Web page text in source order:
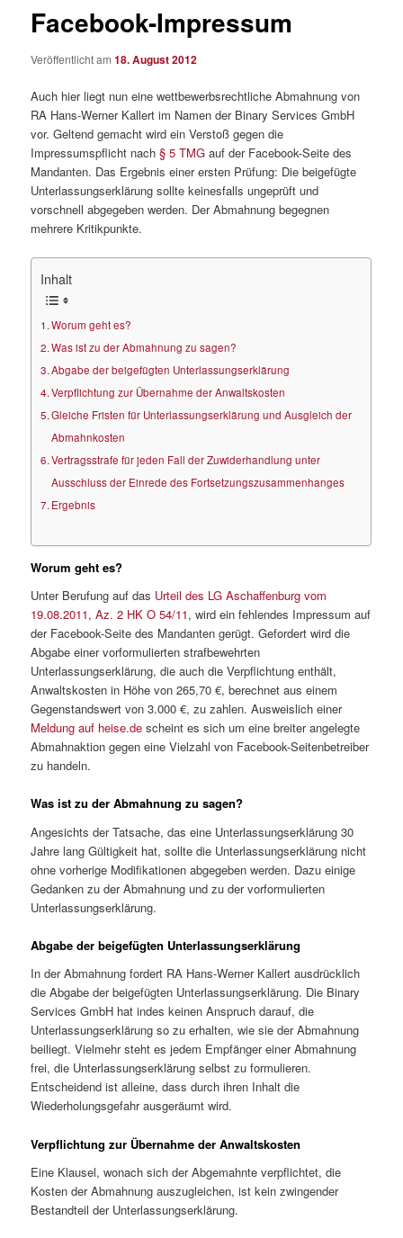
Facebook-Impressum
Veröffentlicht am18. August 2012
Auch hier liegt nun eine wettbewerbsrechtliche Abmahnung von
RA Hans-Werner Kallert im Namen der Binary Services GmbH
vor. Geltend gemacht wird ein Verstoß gegen die
Impressumspflicht nach§ 5 TMG auf der Facebook-Seite des
Mandanten. Das Ergebnis einer ersten Prüfung: Die beigefügte
Unterlassungserklärung sollte keinesfalls ungeprüft und
vorschnell abgegeben werden. Der Abmahnung begegnen
mehrere Kritikpunkte.
Inhalt
Worum geht es?
Was ist zu der Abmahnung zu sagen?
Abgabe der beigefügten Unterlassungserklärung
Verpflichtung zur Übernahme der Anwaltskosten
Gleiche Fristen für Unterlassungserklärung und Ausgleich der
Abmahnkosten
Vertragsstrafe für jeden Fall der Zuwiderhandlung unter
Ausschluss der Einrede des Fortsetzungszusammenhanges
Ergebnis
Worum geht es?
Unter Berufung auf das Urteil des LG Aschaffenburg vom
19.08.2011, Az. 2 HK O 54/11, wird ein fehlendes Impressum auf
der Facebook-Seite des Mandanten gerügt. Gefordert wird die
Abgabe einer vorformulierten strafbewehrten
Unterlassungserklärung, die auch die Verpflichtung enthält,
Anwaltskosten in Höhe von 265,70 €, berechnet aus einem
Gegenstandswert von 3.000 €, zu zahlen. Ausweislich einer
Meldung auf heise.de scheint es sich um eine breiter angelegte
Abmahnaktion gegen eine Vielzahl von Facebook-Seitenbetreiber
zu handeln.
Was ist zu der Abmahnung zu sagen?
Angesichts der Tatsache, das eine Unterlassungserklärung 30
Jahre lang Gültigkeit hat, sollte die Unterlassungserklärung nicht
ohne vorherige Modifikationen abgegeben werden. Dazu einige
Gedanken zu der Abmahnung und zu der vorformulierten
Unterlassungserklärung.
Abgabe der beigefügten Unterlassungserklärung
In der Abmahnung fordert RA Hans-Werner Kallert ausdrücklich
die Abgabe der beigefügten Unterlassungserklärung. Die Binary
Services GmbH hat indes keinen Anspruch darauf, die
Unterlassungserklärung so zu erhalten, wie sie der Abmahnung
beiliegt. Vielmehr steht es jedem Empfänger einer Abmahnung
frei, die Unterlassungserklärung selbst zu formulieren.
Entscheidend ist alleine, dass durch ihren Inhalt die
Wiederholungsgefahr ausgeräumt wird.
Verpflichtung zur Übernahme der Anwaltskosten
Eine Klausel, wonach sich der Abgemahnte verpflichtet, die
Kosten der Abmahnung auszugleichen, ist kein zwingender
Bestandteil der Unterlassungserklärung.